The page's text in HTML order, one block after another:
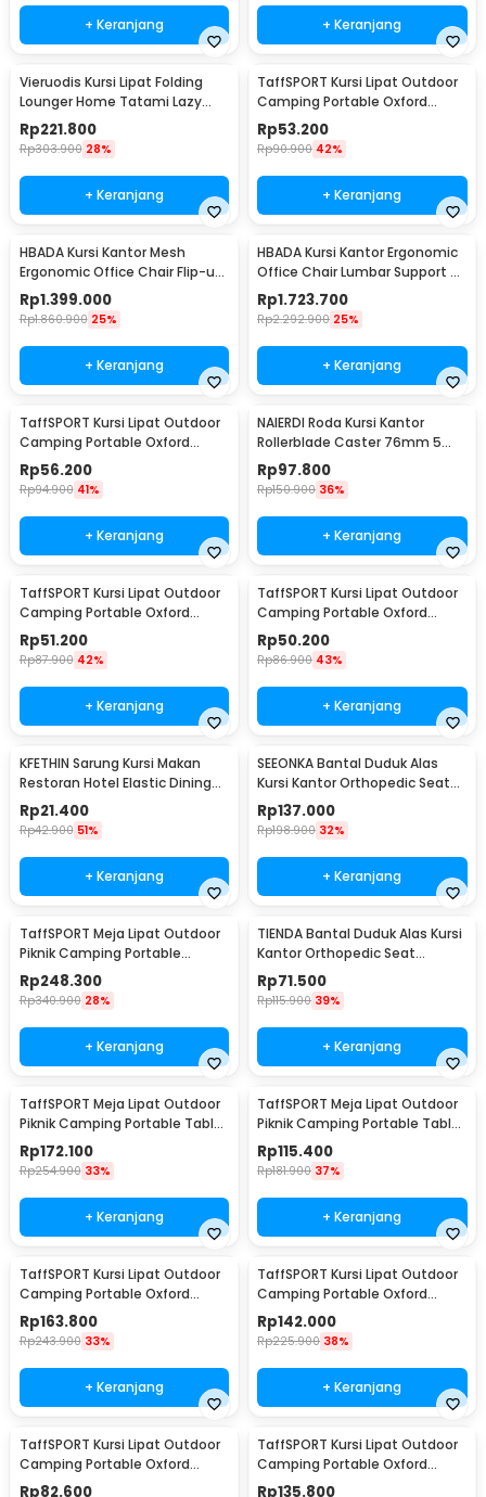
+ Keranjang + Keranjang
Vieruodis Kursi Lipat Folding
Lounger Home Tatami Lazy
Sofa 6 Grids - VDS14
Rp221.800
Rp303.900 28%
+ Keranjang
TaffSPORT Kursi Lipat Outdoor
Camping Portable Oxford
Folding Chair M 36x36x58cm -
A148
Rp53.200
Rp90.900 42%
+ Keranjang
HBADA Kursi Kantor Mesh
Ergonomic Office Chair Flip-up
Arms - HDNY163WM
Rp1.399.000
Rp1.860.900 25%
+ Keranjang
HBADA Kursi Kantor Ergonomic
Office Chair Lumbar Support -
HDNY164WM
Rp1.723.700
Rp2.292.900 25%
+ Keranjang
TaffSPORT Kursi Lipat Outdoor
Camping Portable Oxford
Folding Chair - DFC001
Rp56.200
Rp94.900 41%
+ Keranjang
NAIERDI Roda Kursi Kantor
Rollerblade Caster 76mm 5
PCS - Caster-001
Rp97.800
Rp150.900 36%
+ Keranjang
TaffSPORT Kursi Lipat Outdoor
Camping Portable Oxford
Folding Chair M - OL3336
Rp51.200
Rp87.900 42%
+ Keranjang
TaffSPORT Kursi Lipat Outdoor
Camping Portable Oxford
Folding Chair S - OL3336
Rp50.200
Rp86.900 43%
+ Keranjang
KFETHIN Sarung Kursi Makan
Restoran Hotel Elastic Dining
Chair Cover - KF55
Rp21.400
Rp42.900 51%
+ Keranjang
SEEONKA Bantal Duduk Alas
Kursi Kantor Orthopedic Seat
Cushion 2 PCS - SK46
Rp137.000
Rp198.900 32%
+ Keranjang
TaffSPORT Meja Lipat Outdoor
Piknik Camping Portable
118x59x43.5cm - ST12
Rp248.300
Rp340.900 28%
+ Keranjang
TIENDA Bantal Duduk Alas Kursi
Kantor Orthopedic Seat
Cushion U Shaped - TD18
Rp71.500
Rp115.900 39%
+ Keranjang
TaffSPORT Meja Lipat Outdoor
Piknik Camping Portable Table
with Bag 95x55x50cm - AF59
Rp172.100
Rp254.900 33%
+ Keranjang
TaffSPORT Meja Lipat Outdoor
Piknik Camping Portable Table
with Bag 53x51x50cm - AF59
Rp115.400
Rp181.900 37%
+ Keranjang
TaffSPORT Kursi Lipat Outdoor
Camping Portable Oxford
Folding Chair XL - YH6
Rp163.800
Rp243.900 33%
+ Keranjang
TaffSPORT Kursi Lipat Outdoor
Camping Portable Oxford
Folding Chair L - YH6
Rp142.000
Rp225.900 38%
+ Keranjang
TaffSPORT Kursi Lipat Outdoor
Camping Portable Oxford
Folding Chair - FS01
Rp82.600
TaffSPORT Kursi Lipat Outdoor
Camping Portable Oxford
Folding Chair M - YH6
Rp135.800